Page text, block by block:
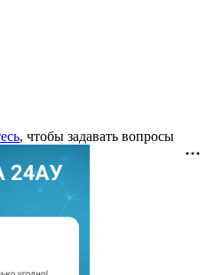
, чтобы задавать вопросы